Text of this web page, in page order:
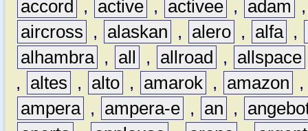
accord
, active , activee , adam
aircross
, alaskan , alero , alfa ,
alhambra , all , allroad , allspace
,
altes , alto , amarok , amazon
ampera , ampera-e , an ,